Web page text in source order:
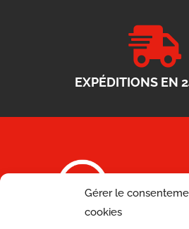
Gérer le
cookies
EXPÉDITIONS EN